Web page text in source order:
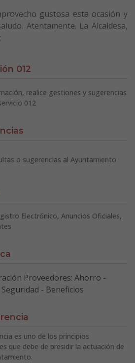
gustosa esta ocasión y
Atentamente. La Alcaldesa,
012
realice gestiones y sugerencias
012
o sugerencias al Ayuntamiento
Electrónico, Anuncios Oficiales,
Proveedores: Ahorro -
Seguridad - Beneficios
es uno de los principios
que debe de presidir la actuación de